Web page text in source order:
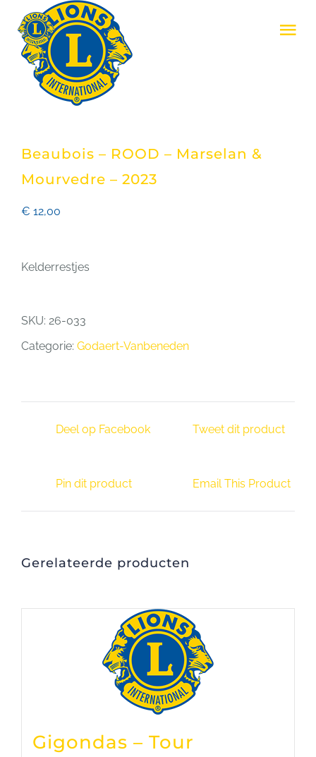
content
LIONS CLUB ZENNE & ZONIËN
REALISATIES
LID WORDEN
CONTACT
Beaubois – ROOD – Marselan &
Mourvedre – 2023
€ 12,00
Kelderrestjes
SKU: 26-033
Categorie: Godaert-Vanbeneden
Deel op Facebook Tweet dit product
Pin dit product Email This Product
Gerelateerde producten
Gigondas – Tour